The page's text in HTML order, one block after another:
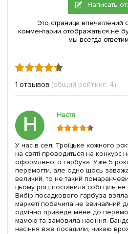
Написать
Это страница впечатлений
комментарии отображаться не
мы всегда ответим
1 отзывов (общий рейтинг: 4)
Н Настя
У нас в селі Троїцьке кожного
на святі проводиться на конкурс
оформленого гарбуза. Уже 5
перемогти, але одно щось
великий, то не такий
цьому році поставила собі ціль
Вибір посадкового гарбуза
маркеті побачила не звичайний
одмінно приведе мене до
мамою та замовила насіння.
насіння вже посадили, чикаю